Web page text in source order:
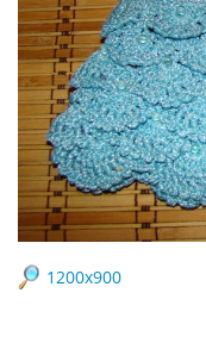
1200x900